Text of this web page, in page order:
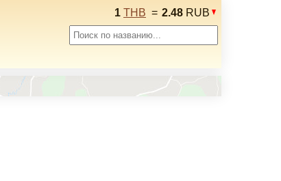
1 THB = 2.48 RUB